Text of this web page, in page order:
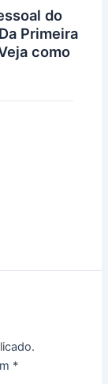
do
Primeira
como
*